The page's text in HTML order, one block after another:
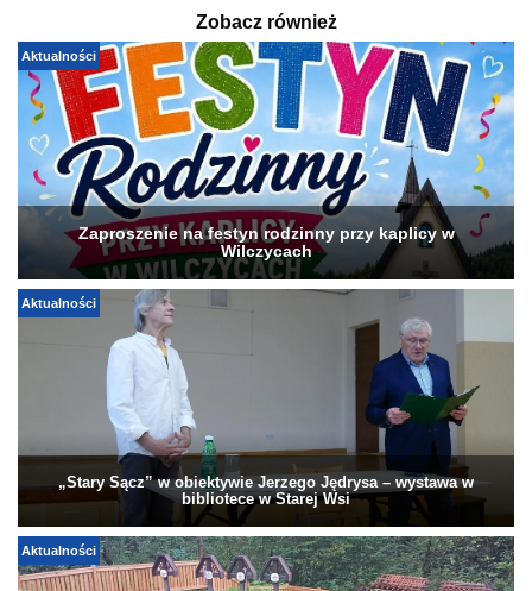
Zobacz również
Aktualności
Zaproszenie na festyn rodzinny przy kaplicy w
Wilczycach
Aktualności
„Stary Sącz” w obiektywie Jerzego Jędrysa – wystawa w
bibliotece w Starej Wsi
Aktualności